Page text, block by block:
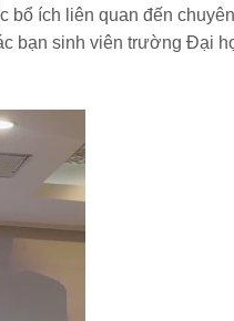
ích liên quan đến
bạn sinh viên trường Đại